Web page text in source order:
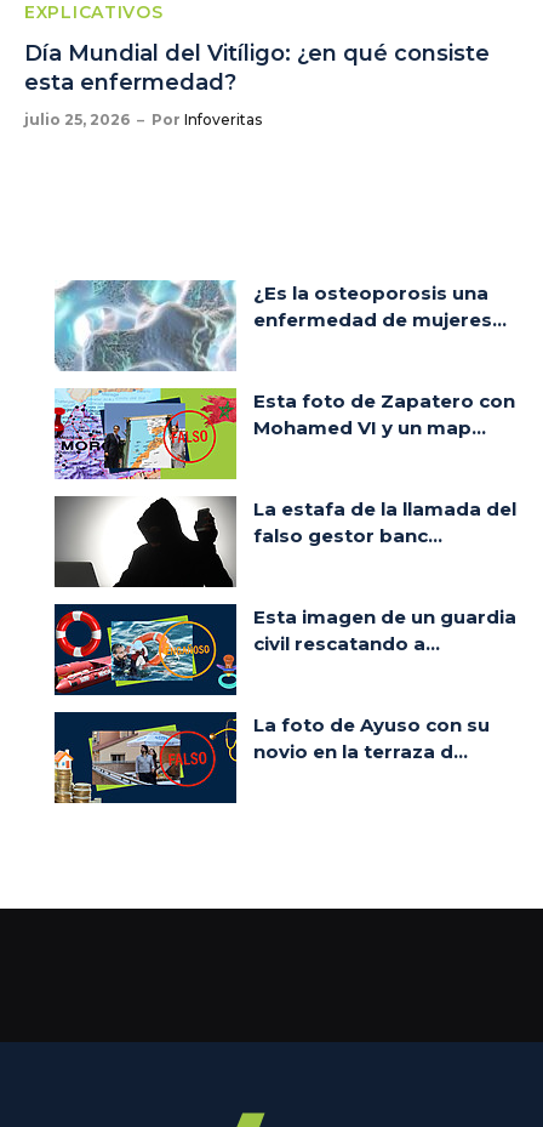
EXPLICATIVOS
Día Mundial del Vitíligo: ¿en qué consiste
esta enfermedad?
julio 25, 2026 Por Infoveritas
¿Es la osteoporosis una
enfermedad de mujeres...
Esta foto de Zapatero con
Mohamed VI y un map...
La estafa de la llamada del
falso gestor banc...
Esta imagen de un guardia
civil rescatando a...
La foto de Ayuso con su
novio en la terraza d...